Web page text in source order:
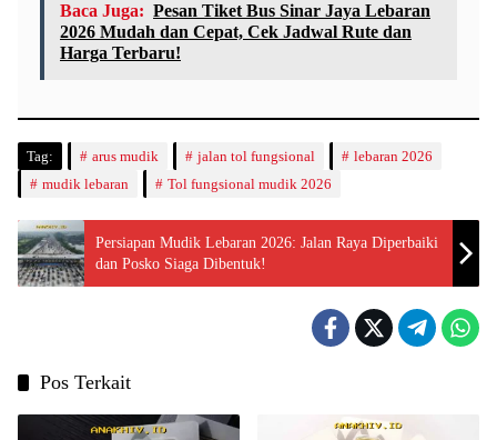
Baca Juga: Pesan Tiket Bus Sinar Jaya Lebaran
2026 Mudah dan Cepat, Cek Jadwal Rute dan
Harga Terbaru!
Tag: arus mudik jalan tol fungsional
lebaran 2026
mudik lebaran
Tol fungsional mudik 2026
Persiapan Mudik Lebaran 2026: Jalan Raya Diperbaiki
dan Posko Siaga Dibentuk!
Pos Terkait